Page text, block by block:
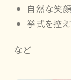
自然な笑
挙式を控
など